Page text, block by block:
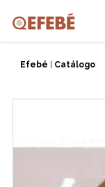
Efebé Catálogo